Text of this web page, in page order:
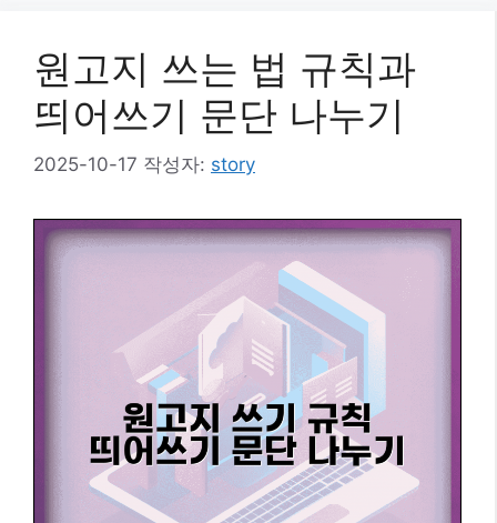
원고지 쓰는 법 규칙과
띄어쓰기 문단 나누기
2025-10-17 작성자: story